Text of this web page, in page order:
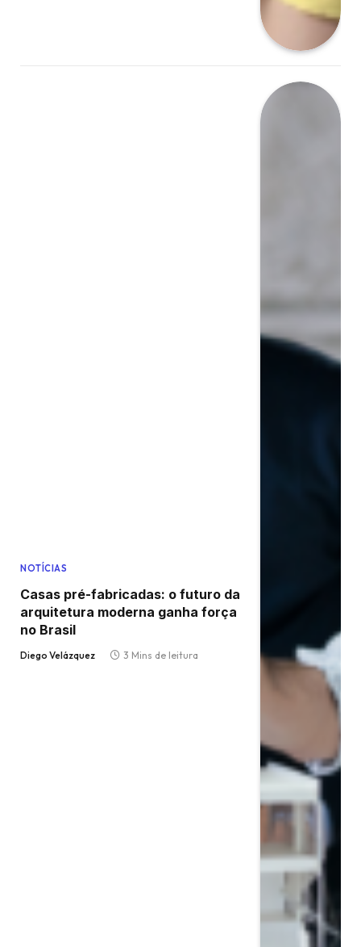
NOTÍCIAS
Casas pré-fabricadas: o futuro da
arquitetura moderna ganha força
no Brasil
Diego Velázquez 3 Mins de leitura